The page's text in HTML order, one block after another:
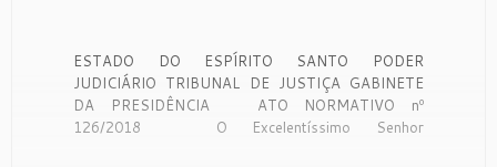
ESTADO DO ESPÍRITO SANTO PODER
JUDICIÁRIO TRIBUNAL DE JUSTIÇA GABINETE
DA PRESIDÊNCIA ATO NORMATIVO nº
126/2018 O Excelentíssimo Senhor